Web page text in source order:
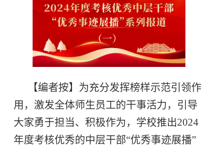
【编者按】为充分发挥榜样示范引领作
用，激发全体师生员工的干事活力，引导
大家勇于担当、积极作为，学校推出2024
年度考核优秀的中层干部“优秀事迹展播”